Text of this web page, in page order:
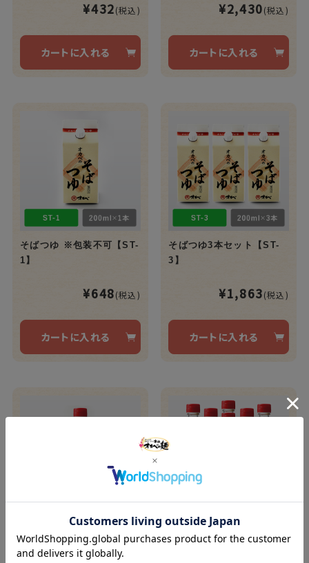
¥432(税込)
カートに入れる
¥2,430(税込)
カートに入れる
そばつゆ ※包装不可【ST-
1】
¥648(税込)
カートに入れる
そばつゆ3本セット【ST-
3】
¥1,863(税込)
カートに入れる
【OP-1】
ゆずポン酢6本セット
【OP-2】